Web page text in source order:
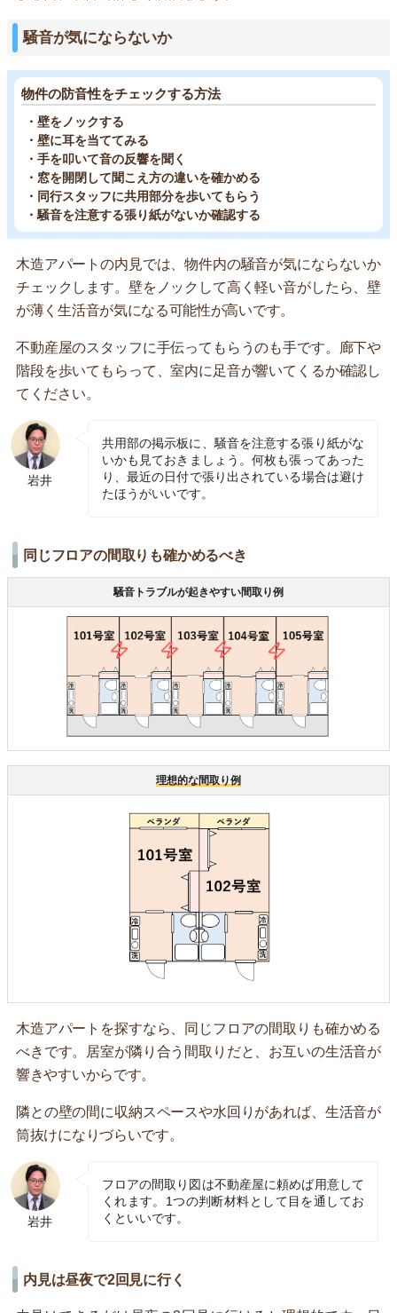
騒音が気にならないか
物件の防音性をチェックする方法
・壁をノックする
・壁に耳を当ててみる
・手を叩いて音の反響を聞く
・窓を開閉して聞こえ方の違いを確かめる
・同行スタッフに共用部分を歩いてもらう
・騒音を注意する張り紙がないか確認する
木造アパートの内見では、物件内の騒音が気にならないか
チェックします。壁をノックして高く軽い音がしたら、壁
が薄く生活音が気になる可能性が高いです。
不動産屋のスタッフに手伝ってもらうのも手です。廊下や
階段を歩いてもらって、室内に足音が響いてくるか確認し
てください。
岩井
共用部の掲示板に、騒音を注意する張り紙がな
いかも見ておきましょう。何枚も張ってあった
り、最近の日付で張り出されている場合は避け
たほうがいいです。
同じフロアの間取りも確かめるべき
騒音トラブルが起きやすい間取り例
理想的な間取り例
木造アパートを探すなら、同じフロアの間取りも確かめる
べきです。居室が隣り合う間取りだと、お互いの生活音が
響きやすいからです。
隣との壁の間に収納スペースや水回りがあれば、生活音が
筒抜けになりづらいです。
岩井
フロアの間取り図は不動産屋に頼めば用意して
くれます。1つの判断材料として目を通してお
くといいです。
内見は昼夜で2回見に行く